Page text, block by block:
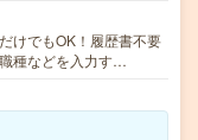
けでもOK！履歴書不要
種などを入力す…